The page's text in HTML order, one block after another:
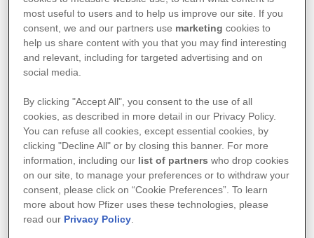
lente ou rapide.
Le carcinome papillaire
Après lecarcinome à cellules claires, le
carcinome papillaire est la forme la plus courante
Sous un microscope, les cellules ont des
projections qui ressemblent à des doigts. Le CR
papillaire est divisé en deux sous-types, appelés
type 1 et type 2.
Le carcinome chromophobe
Seulement 5% des personnes atteintes de
carcinome rénal sont atteintes de carcinome à
most useful to users and to help us improve our site. If you
consent, we and our partners use marketing cookies to
help us share content with you that you may find interesting
and relevant, including for targeted advertising and on
social media.
By clicking "Accept All", you consent to the use of all
cookies, as described in more detail in our Privacy Policy.
You can refuse all cookies, except essential cookies, by
clicking "Decline All" or by closing this banner. For more
information, including our list of partners who drop cookies
on our site, to manage your preferences or to withdraw your
consent, please click on “Cookie Preferences”. To learn
more about how Pfizer uses these technologies, please
read our Privacy Policy.